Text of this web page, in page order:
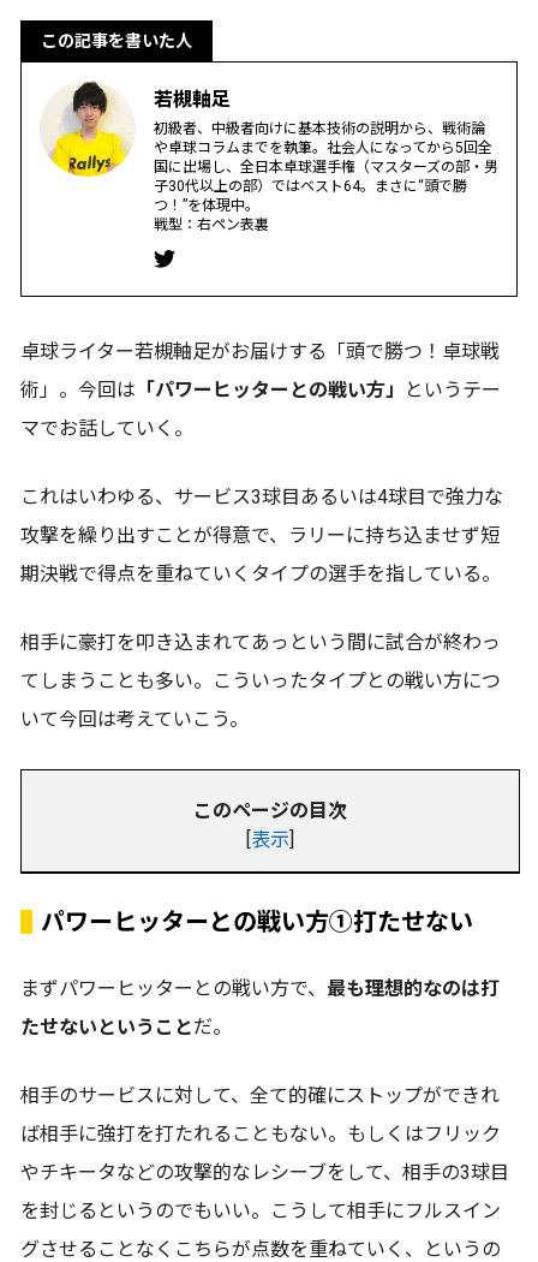
この記事を書いた人
若槻軸足
初級者、中級者向けに基本技術の説明から、戦術論
や卓球コラムまでを執筆。社会人になってから5回全
国に出場し、全日本卓球選手権（マスターズの部・男
子30代以上の部）ではベスト64。まさに“頭で勝
つ！”を体現中。
戦型：右ペン表裏
卓球ライター若槻軸足がお届けする「頭で勝つ！卓球戦
術」。今回は 「パワーヒッターとの戦い方」
というテー
マでお話していく。
これはいわゆる、サービス3球目あるいは4球目で強力な
攻撃を繰り出すことが得意で、ラリーに持ち込ませず短
期決戦で得点を重ねていくタイプの選手を指している。
相手に豪打を叩き込まれてあっという間に試合が終わっ
てしまうことも多い。こういったタイプとの戦い方につ
いて今回は考えていこう。
このページの目次
[表示]
パワーヒッターとの戦い方①打たせない
まずパワーヒッターとの戦い方で、 最も理想的なのは打
たせないということだ。
相手のサービスに対して、全て的確にストップができれ
ば相手に強打を打たれることもない。もしくはフリック
やチキータなどの攻撃的なレシーブをして、相手の3球目
を封じるというのでもいい。こうして相手にフルスイン
グさせることなくこちらが点数を重ねていく、というの